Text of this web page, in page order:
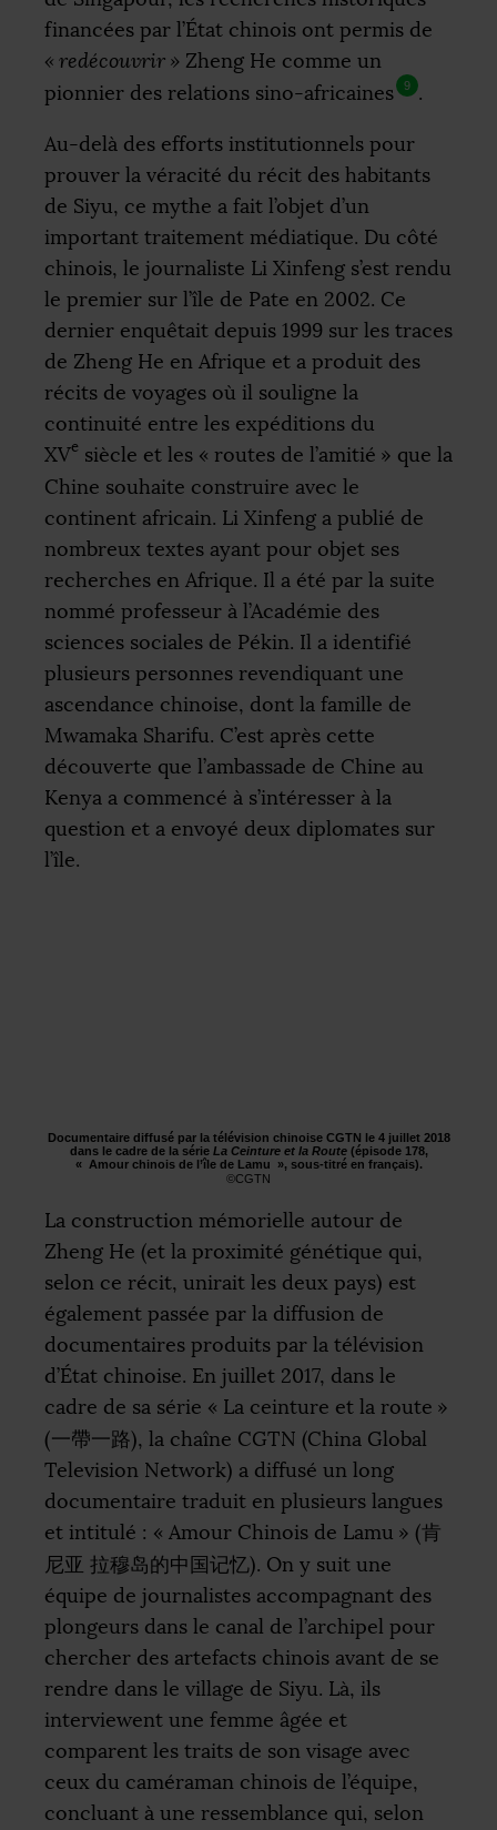
financées par l’État chinois ont permis de
« redécouvrir » Zheng He comme un
pionnier des relations sino-africaines
9 .
Au-delà des efforts institutionnels pour
prouver la véracité du récit des habitants
de Siyu, ce mythe a fait l’objet d’un
important traitement médiatique. Du côté
chinois, le journaliste Li Xinfeng s’est rendu
le premier sur l’île de Pate en 2002. Ce
dernier enquêtait depuis 1999 sur les traces
de Zheng He en Afrique et a produit des
récits de voyages où il souligne la
continuité entre les expéditions du
XVe siècle et les « routes de l’amitié » que la
Chine souhaite construire avec le
continent africain. Li Xinfeng a publié de
nombreux textes ayant pour objet ses
recherches en Afrique. Il a été par la suite
nommé professeur à l’Académie des
sciences sociales de Pékin. Il a identifié
plusieurs personnes revendiquant une
ascendance chinoise, dont la famille de
Mwamaka Sharifu. C’est après cette
découverte que l’ambassade de Chine au
Kenya a commencé à s’intéresser à la
question et a envoyé deux diplomates sur
l’île.
Documentaire diffusé par la télévision chinoise CGTN le 4 juillet 2018
dans le cadre de la série La Ceinture et la Route(épisode 178,
«
Amour chinois de l’île de Lamu
», sous-titré en français).
©CGTN
La construction mémorielle autour de
Zheng He (et la proximité génétique qui,
selon ce récit, unirait les deux pays) est
également passée par la diffusion de
documentaires produits par la télévision
d’État chinoise. En juillet 2017, dans le
cadre de sa série « La ceinture et la route »
(一帶一路), la chaîne CGTN (China Global
Television Network) a diffusé un long
documentaire traduit en plusieurs langues
et intitulé : « Amour Chinois de Lamu » (肯
尼亚 拉穆岛的中国记忆). On y suit une
équipe de journalistes accompagnant des
plongeurs dans le canal de l’archipel pour
chercher des artefacts chinois avant de se
rendre dans le village de Siyu. Là, ils
interviewent une femme âgée et
comparent les traits de son visage avec
ceux du caméraman chinois de l’équipe,
concluant à une ressemblance qui, selon